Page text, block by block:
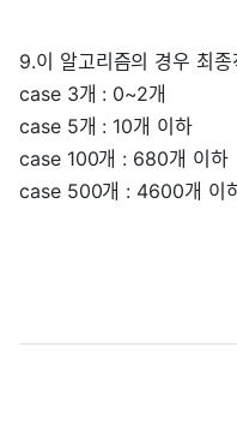
9.이 알고리즘의 경우 최
case 3개 : 0~2개
case 5개 : 10개 이하
case 100개 : 680개 이하
case 500개 : 4600개 이